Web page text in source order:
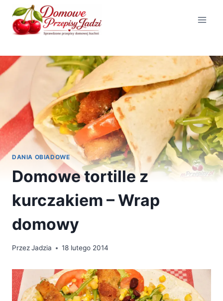
Przejdź
treści
DANIA OBIADOWE
Domowe tortille z
kurczakiem – Wrap
domowy
PrzezJadzia 18 lutego 2014